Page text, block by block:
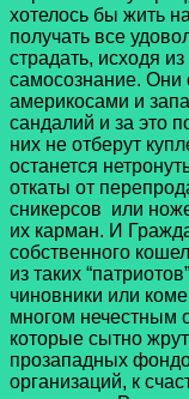
хотелось бы жить
получать все
страдать, исходя
самосознание. Они
америкосами и
сандалий и за это
них не отберут
останется
откаты от
сникерсов или
их карман. И
собственного
из таких
чиновники или
многом нечестным
которые сытно
прозападных
организаций, к